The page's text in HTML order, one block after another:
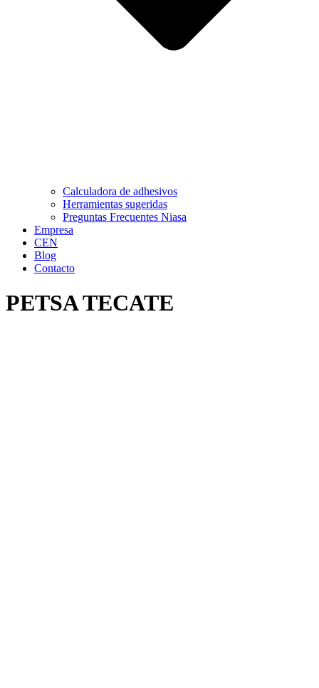
Calculadora de adhesivos
Herramientas sugeridas
Preguntas Frecuentes Niasa
Empresa
CEN
Blog
Contacto
PETSA TECATE